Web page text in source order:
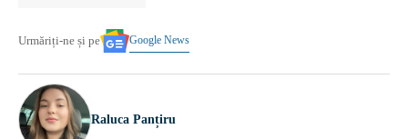
Urmăriți-ne și pe Google News
Raluca Panțiru